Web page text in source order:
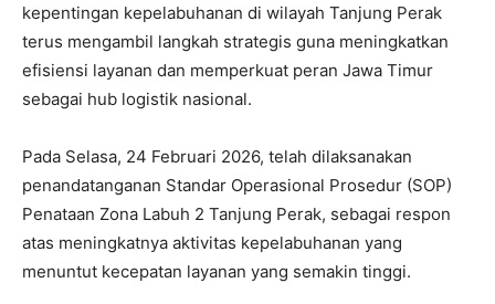
kepentingan kepelabuhanan di wilayah Tanjung Perak
terus mengambil langkah strategis guna meningkatkan
efisiensi layanan dan memperkuat peran Jawa Timur
sebagai hub logistik nasional.
Pada Selasa, 24 Februari 2026, telah dilaksanakan
penandatanganan Standar Operasional Prosedur (SOP)
Penataan Zona Labuh 2 Tanjung Perak, sebagai respon
atas meningkatnya aktivitas kepelabuhanan yang
menuntut kecepatan layanan yang semakin tinggi.